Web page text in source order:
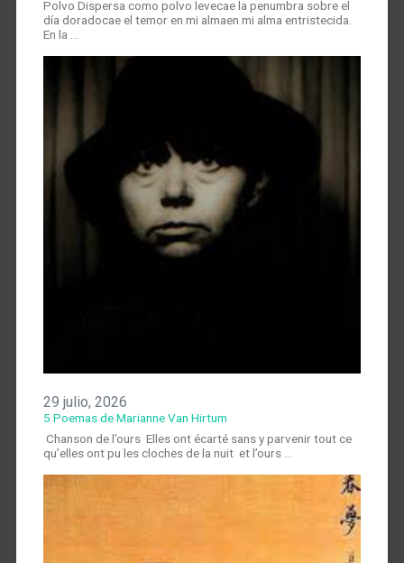
Polvo Dispersa como polvo levecae la penumbra sobre el
día doradocae el temor en mi almaen mi alma entristecida.
En la …
29 julio, 2026
5 Poemas de Marianne Van Hirtum
Chanson de l’ours Elles ont écarté sans y parvenir tout ce
qu’elles ont pu les cloches de la nuit et l’ours …